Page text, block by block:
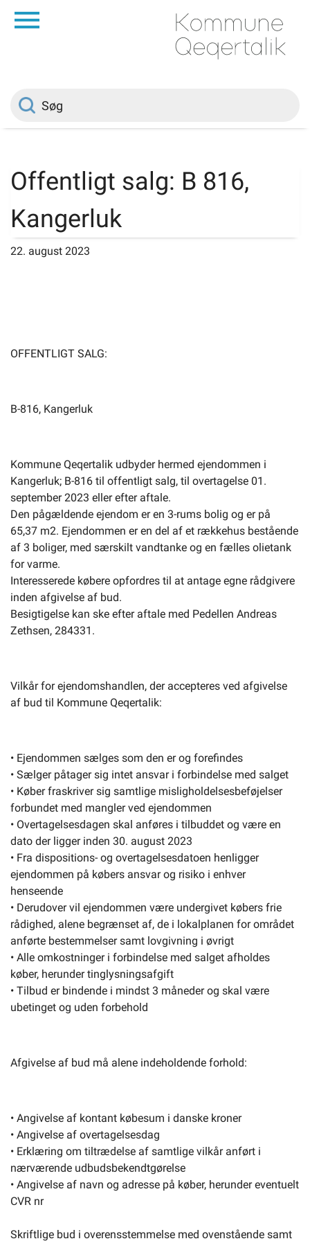
Borger
Vedtægter
Selvbetjening
Offentligt salg: B 816,
Kangerluk
22. august 2023
OFFENTLIGT SALG:
B-816, Kangerluk
Kommune Qeqertalik udbyder hermed ejendommen i
Kangerluk; B-816 til offentligt salg, til overtagelse 01.
september 2023 eller efter aftale.
Den pågældende ejendom er en 3-rums bolig og er på
65,37 m2. Ejendommen er en del af et rækkehus bestående
af 3 boliger, med særskilt vandtanke og en fælles olietank
for varme.
Interesserede købere opfordres til at antage egne rådgivere
inden afgivelse af bud.
Besigtigelse kan ske efter aftale med Pedellen Andreas
Zethsen, 284331.
Vilkår for ejendomshandlen, der accepteres ved afgivelse
af bud til Kommune Qeqertalik:
• Ejendommen sælges som den er og forefindes
• Sælger påtager sig intet ansvar i forbindelse med salget
• Køber fraskriver sig samtlige misligholdelsesbeføjelser
forbundet med mangler ved ejendommen
• Overtagelsesdagen skal anføres i tilbuddet og være en
dato der ligger inden 30. august 2023
• Fra dispositions- og overtagelsesdatoen henligger
ejendommen på købers ansvar og risiko i enhver
henseende
• Derudover vil ejendommen være undergivet købers frie
rådighed, alene begrænset af, de i lokalplanen for området
anførte bestemmelser samt lovgivning i øvrigt
• Alle omkostninger i forbindelse med salget afholdes
køber, herunder tinglysningsafgift
• Tilbud er bindende i mindst 3 måneder og skal være
ubetinget og uden forbehold
Afgivelse af bud må alene indeholdende forhold:
• Angivelse af kontant købesum i danske kroner
• Angivelse af overtagelsesdag
• Erklæring om tiltrædelse af samtlige vilkår anført i
nærværende udbudsbekendtgørelse
• Angivelse af navn og adresse på køber, herunder eventuelt
CVR nr
Skriftlige bud i overensstemmelse med ovenstående samt